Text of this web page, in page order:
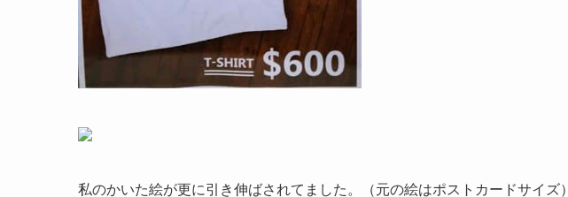
私のかいた絵が更に引き伸ばされてました。（元の絵はポストカードサイズ）